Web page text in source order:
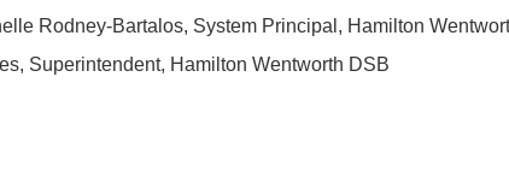
Rodney-Bartalos, System Principal, Hamilton
Superintendent, Hamilton Wentworth DSB